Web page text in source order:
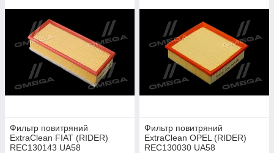
Фильтр повитряний
ExtraClean FIAT (RIDER)
REC130143 UA58
Фильтр повитряний
ExtraClean OPEL (RIDER)
REC130030 UA58